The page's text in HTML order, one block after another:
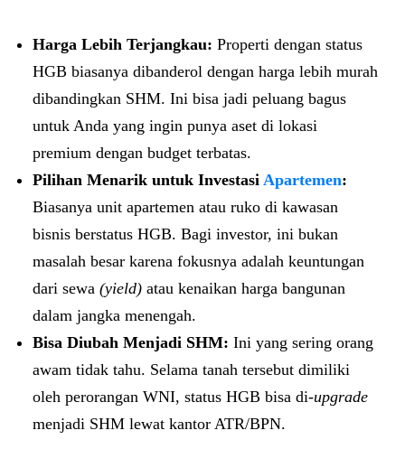
Harga Lebih Terjangkau: Properti dengan status
HGB biasanya dibanderol dengan harga lebih murah
dibandingkan SHM. Ini bisa jadi peluang bagus
untuk Anda yang ingin punya aset di lokasi
premium dengan budget terbatas.
Pilihan Menarik untuk Investasi Apartemen:
Biasanya unit apartemen atau ruko di kawasan
bisnis berstatus HGB. Bagi investor, ini bukan
masalah besar karena fokusnya adalah keuntungan
dari sewa (yield) atau kenaikan harga bangunan
dalam jangka menengah.
Bisa Diubah Menjadi SHM: Ini yang sering orang
awam tidak tahu. Selama tanah tersebut dimiliki
oleh perorangan WNI, status HGB bisa di-upgrade
menjadi SHM lewat kantor ATR/BPN.